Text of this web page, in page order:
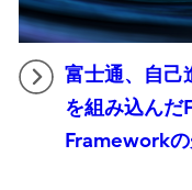
富士通、自己
を組み込ん
Framework